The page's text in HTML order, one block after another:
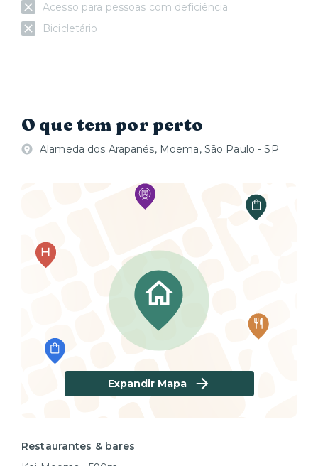
Acesso para pessoas com deficiência
Bicicletário
O que tem por perto
Alameda dos Arapanés, Moema, São Paulo - SP
Expandir Mapa
Restaurantes & bares